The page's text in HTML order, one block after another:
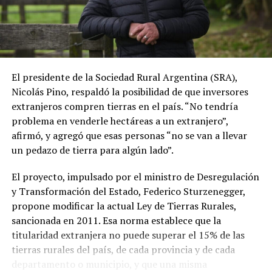
macroeconómicos, como la baja de la inflación, el
equilibrio fiscal, la estabilidad cambiaria y la reducción
del riesgo país, remarcando que la actividad genera más
de 4 millones de empleos. Sin embargo, alertó sobre el
reactivar trenes y puertos, y reclamó un plan de
infraestructura para prevenir inundaciones en la cuenca
del Salado.
Hacia el cierre, Nicolás Pino defendió que los servicios
privada del productor agropecuario.
Sostuvo que en el país no existen los denominados
“bienes comunes”, sino únicamente bienes públicos o
privados, y concluyó pidiendo confianza en un sector
que proyecta una revolución agropecuaria digital basada
El presidente de la Sociedad Rural Argentina (SRA),
Nicolás Pino, respaldó la posibilidad de que inversores
extranjeros compren tierras en el país. “No tendría
problema en venderle hectáreas a un extranjero”,
afirmó, y agregó que esas personas “no se van a llevar
un pedazo de tierra para algún lado”.
El proyecto, impulsado por el ministro de Desregulación
y Transformación del Estado, Federico Sturzenegger,
propone modificar la actual Ley de Tierras Rurales,
sancionada en 2011. Esa norma establece que la
titularidad extranjera no puede superar el 15% de las
tierras rurales del país, de cada provincia y de cada
departamento o municipio, y que una misma